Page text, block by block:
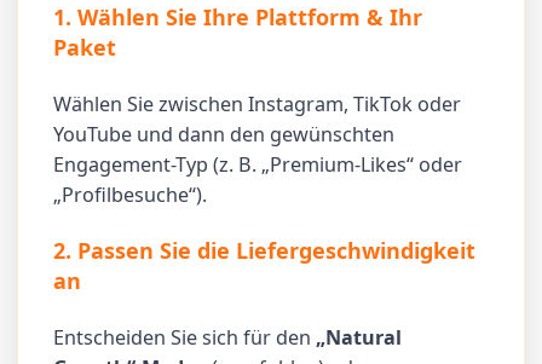
1. Wählen Sie Ihre Plattform & Ihr
Paket
Wählen Sie zwischen Instagram, TikTok oder
YouTube und dann den gewünschten
Engagement-Typ (z. B. „Premium-Likes“ oder
„Profilbesuche“).
2. Passen Sie die Liefergeschwindigkeit
an
Entscheiden Sie sich für den „Natural